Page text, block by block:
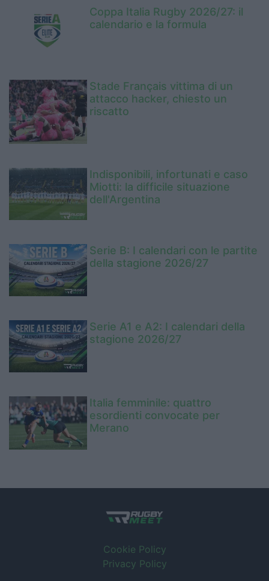
Coppa Italia Rugby 2026/27: il
calendario e la formula
Stade Français vittima di un
attacco hacker, chiesto un
riscatto
Indisponibili, infortunati e caso
Miotti: la difficile situazione
dell'Argentina
Serie B: I calendari con le partite
della stagione 2026/27
Serie A1 e A2: I calendari della
stagione 2026/27
Italia femminile: quattro
esordienti convocate per
Merano
Cookie Policy
Privacy Policy